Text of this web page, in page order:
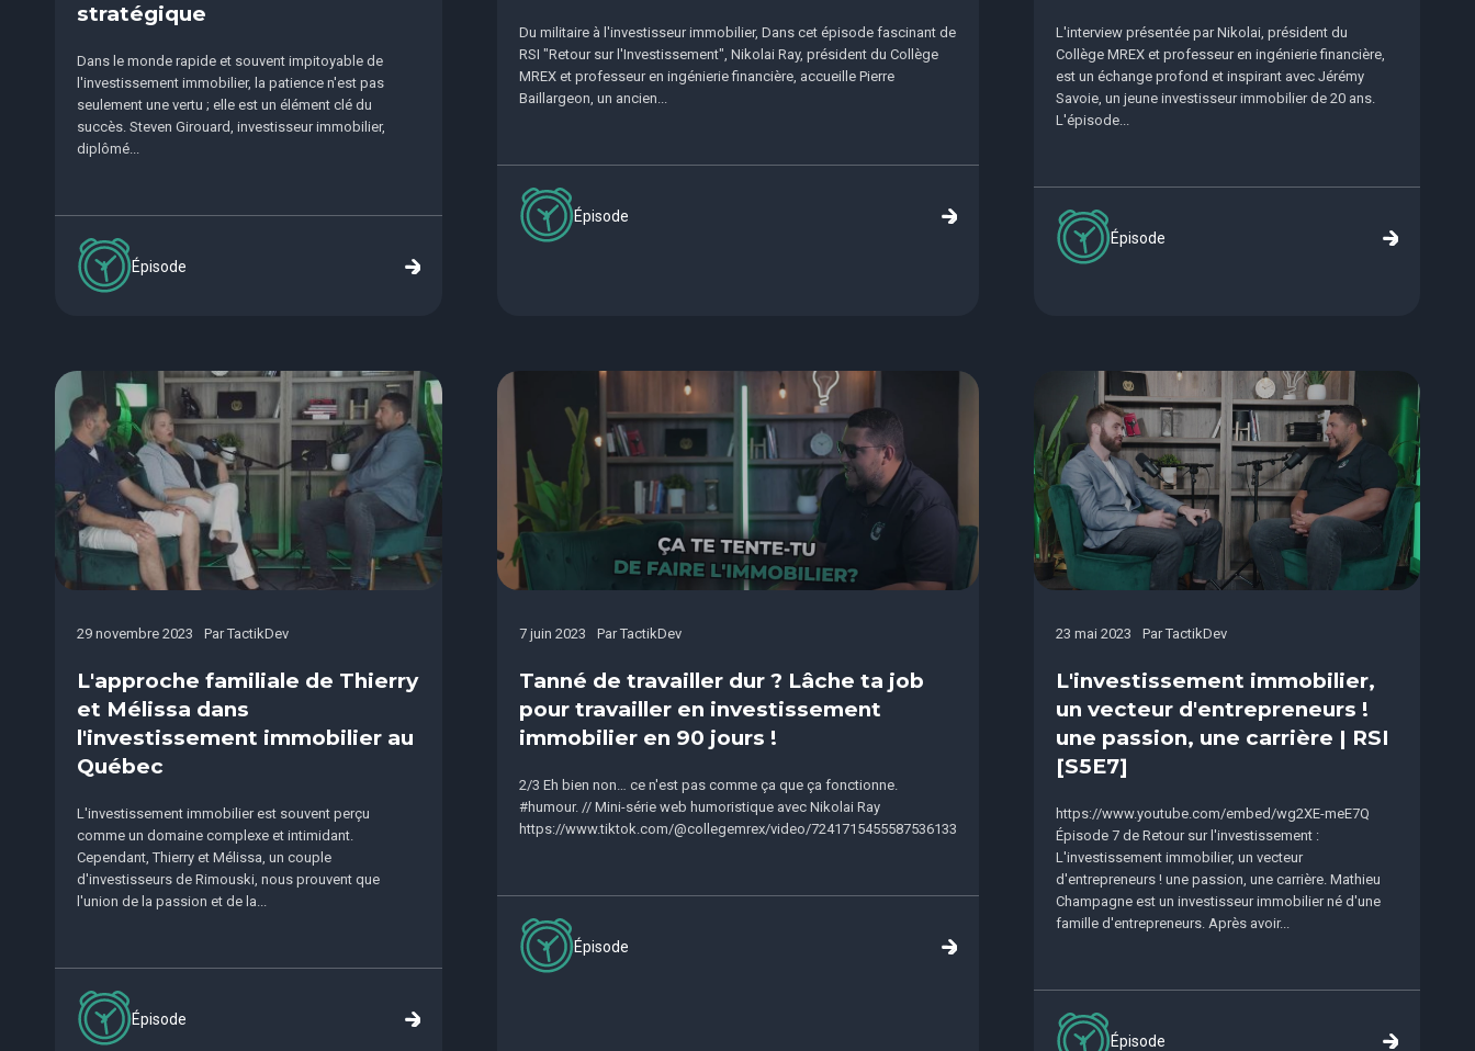
stratégique
Dans le monde rapide et souvent impitoyable de
l'investissement immobilier, la patience n'est pas
seulement une vertu ; elle est un élément clé du
succès. Steven Girouard, investisseur immobilier,
diplômé...
Épisode
Du militaire à l'investisseur immobilier, Dans cet épisode fascinant de
RSI "Retour sur l'Investissement", Nikolai Ray, président du Collège
MREX et professeur en ingénierie financière, accueille Pierre
Baillargeon, un ancien...
Épisode
L'interview présentée par Nikolai, président du
Collège MREX et professeur en ingénierie financière,
est un échange profond et inspirant avec Jérémy
Savoie, un jeune investisseur immobilier de 20 ans.
L'épisode...
Épisode
29 novembre 2023 Par TactikDev
L'approche familiale de Thierry
et Mélissa dans
l'investissement immobilier au
Québec
L'investissement immobilier est souvent perçu
comme un domaine complexe et intimidant.
Cependant, Thierry et Mélissa, un couple
d'investisseurs de Rimouski, nous prouvent que
l'union de la passion et de la...
Épisode
7 juin 2023 Par TactikDev
Tanné de travailler dur ? Lâche ta job
pour travailler en investissement
immobilier en 90 jours !
2/3 Eh bien non… ce n'est pas comme ça que ça fonctionne.
#humour. // Mini-série web humoristique avec Nikolai Ray
https://www.tiktok.com/@collegemrex/video/7241715455587536133
Épisode
23 mai 2023 Par TactikDev
L'investissement immobilier,
un vecteur d'entrepreneurs !
une passion, une carrière | RSI
[S5E7]
https://www.youtube.com/embed/wg2XE-meE7Q
Épisode 7 de Retour sur l'investissement :
L'investissement immobilier, un vecteur
d'entrepreneurs ! une passion, une carrière. Mathieu
Champagne est un investisseur immobilier né d'une
famille d'entrepreneurs. Après avoir...
Épisode